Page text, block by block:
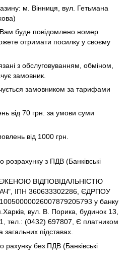
м. Вінниця, вул. Гетьмана
буде повідомлено номер
отримати посилку у своєму
з обслуговуванням, обміном,
замовник.
замовником за тарифами
від 70 грн. за умови суми
від 1000 грн.
розрахунку з ПДВ (Банківські
ВІДПОВІДАЛЬНІСТЮ
ІПН 360633302286, ЄДРПОУ
у банку
вул. В. Порика, будинок 13,
тел.: (0432) 697807, Є платником
підставах.
рахунку без ПДВ (Банківські